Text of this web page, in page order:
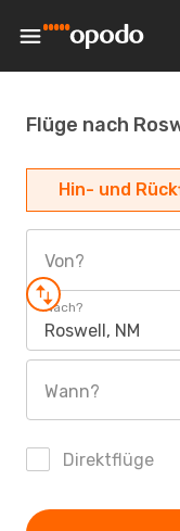
Flüge nach
Hin- und
Von?
Nach?
Roswell, NM
Wann?
Direktflüge